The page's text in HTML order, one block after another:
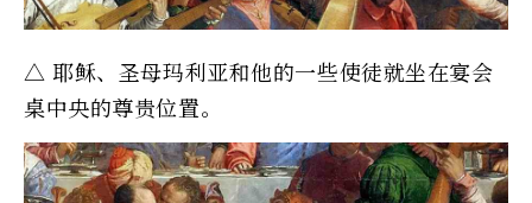
△ 耶稣、圣母玛利亚和他的一些使徒就坐在宴会
桌中央的尊贵位置。